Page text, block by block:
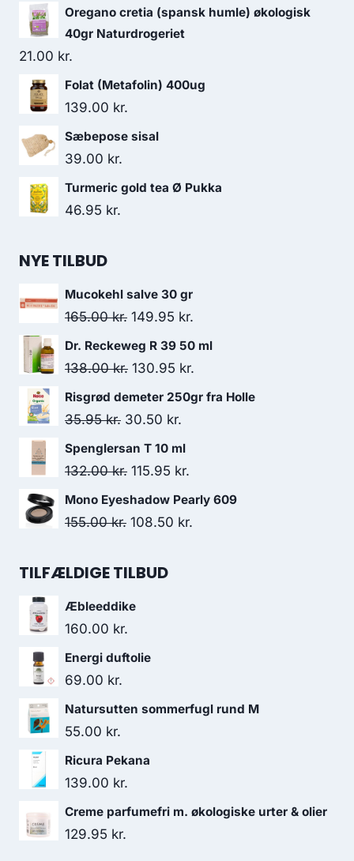
Oregano cretia (spansk humle) økologisk
40gr Naturdrogeriet
21.00 kr.
Folat (Metafolin) 400ug
139.00 kr.
Sæbepose sisal
39.00 kr.
Turmeric gold tea Ø Pukka
46.95 kr.
NYE TILBUD
Mucokehl salve 30 gr
165.00kr. Den
oprindelige
pris
165.00 kr..
149.95 kr.
aktuelle
Dr. Reckeweg R 39 50 ml
138.00kr. Den
oprindelige
pris
138.00 kr..
130.95 kr.
aktuelle
Risgrød demeter 250gr fra Holle
35.95kr. Den
oprindelige
pris
35.95 kr..
30.50 kr.
aktuelle
pris
Spenglersan T 10 ml
132.00kr. Den
oprindelige
pris
132.00 kr..
115.95 kr.
aktuelle
pris
Mono Eyeshadow Pearly 609
155.00kr. Den
pris
155.00 kr..
108.50 kr.
TILFÆLDIGE TILBUD
Æbleeddike
160.00 kr.
Energi duftolie
69.00 kr.
Natursutten sommerfugl rund M
55.00 kr.
Ricura Pekana
139.00 kr.
Creme parfumefri m. økologiske urter & olier
129.95 kr.